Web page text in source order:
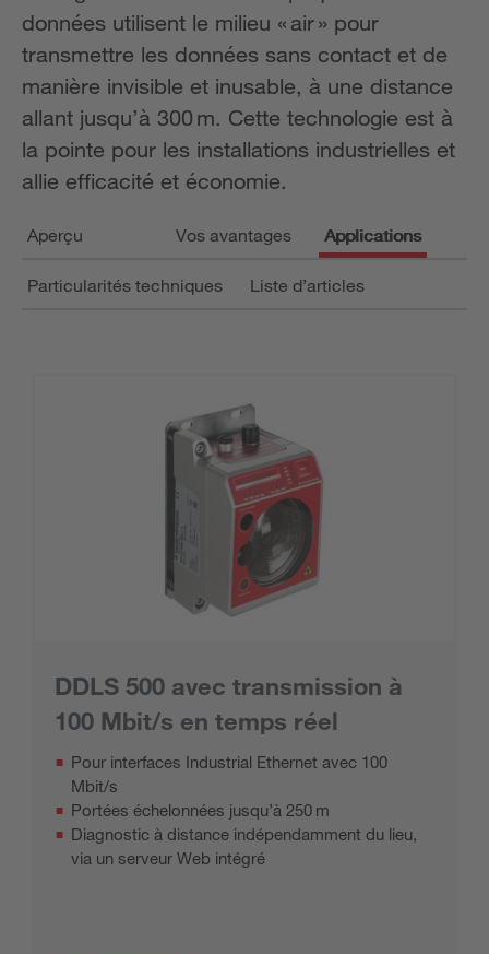
données utilisent le milieu « air » pour
transmettre les données sans contact et de
manière invisible et inusable, à une distance
allant jusqu’à 300 m. Cette technologie est à
la pointe pour les installations industrielles et
allie efficacité et économie.
Aperçu Vos avantages Applications
Particularités techniques Liste d’articles
DDLS 500 avec transmission à
100 Mbit/s en temps réel
Pour interfaces Industrial Ethernet avec 100
Mbit/s
Portées échelonnées jusqu’à 250 m
Diagnostic à distance indépendamment du lieu,
via un serveur Web intégré